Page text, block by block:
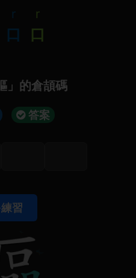
r
口
r
口
」的倉頡碼
答案
習